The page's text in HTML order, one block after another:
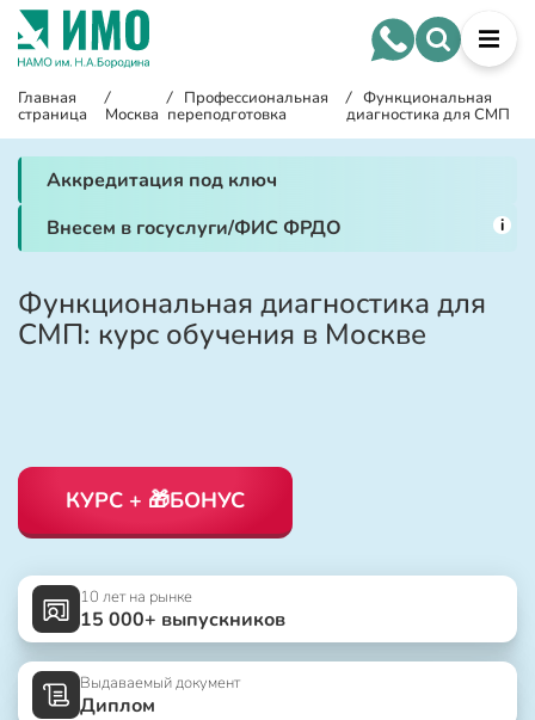
Главная
страница
/
Москва
/ Профессиональная
переподготовка
/ Функциональная
диагностика для СМП
Аккредитация под ключ
Внесем в госуслуги/ФИС ФРДО
i
Функциональная диагностика для
СМП: курс обучения в Москве
КУРС + 🎁БОНУС
10 лет на рынке
15 000+ выпускников
Выдаваемый документ
Диплом